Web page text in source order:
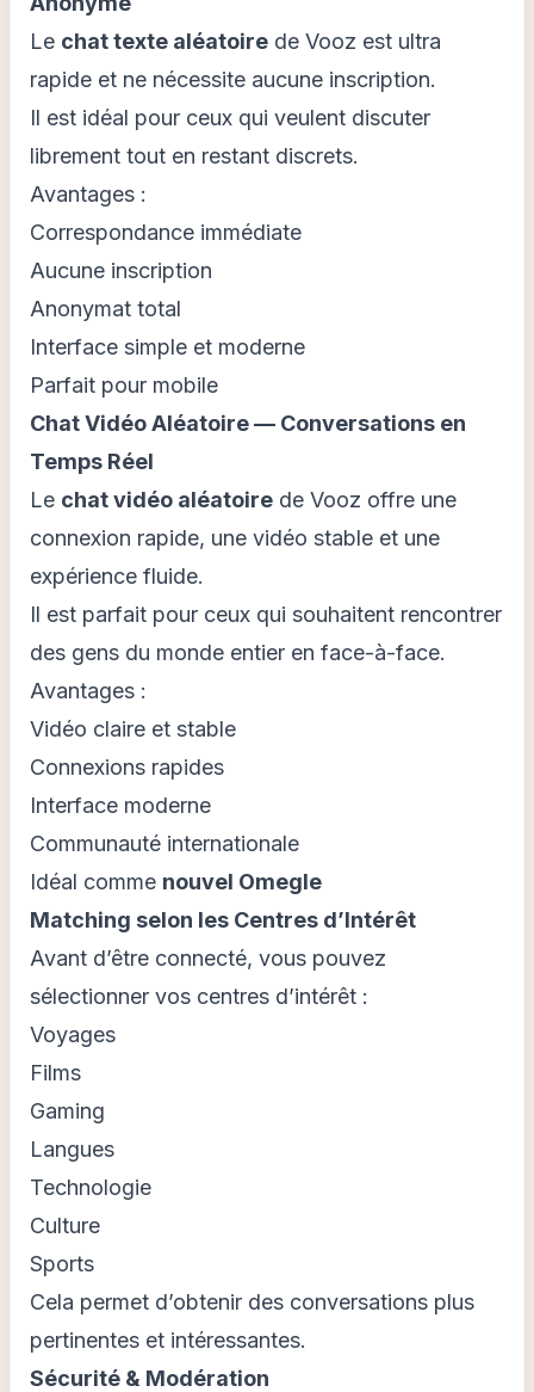
Le chat texte aléatoire de Vooz est ultra
rapide et ne nécessite aucune inscription.
Il est idéal pour ceux qui veulent discuter
librement tout en restant discrets.
Avantages :
Correspondance immédiate
Aucune inscription
Anonymat total
Interface simple et moderne
Parfait pour mobile
Chat Vidéo Aléatoire — Conversations en
Temps Réel
Le chat vidéo aléatoire de Vooz offre une
connexion rapide, une vidéo stable et une
expérience fluide.
Il est parfait pour ceux qui souhaitent rencontrer
des gens du monde entier en face-à-face.
Avantages :
Vidéo claire et stable
Connexions rapides
Interface moderne
Communauté internationale
Idéal comme nouvel Omegle
Matching selon les Centres d’Intérêt
Avant d’être connecté, vous pouvez
sélectionner vos centres d’intérêt :
Voyages
Films
Gaming
Langues
Technologie
Culture
Sports
Cela permet d’obtenir des conversations plus
pertinentes et intéressantes.
Sécurité & Modération